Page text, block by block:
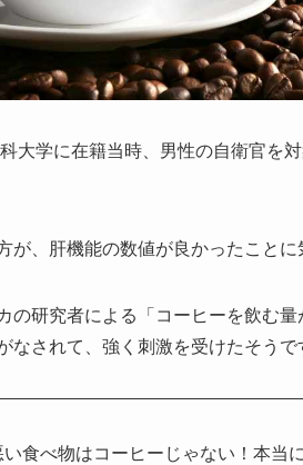
大学に在籍当時、男性の自衛官を
が、肝機能の数値が良かったことに
の研究者による「コーヒーを飲む
されて、強く刺激を受けたそうで
食べ物はコーヒーじゃない！本当